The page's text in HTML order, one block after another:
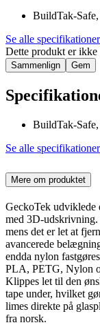
BuildTak-
Se alle specifikationer
Dette produkt er
Sammenlign Gem
BuildTak-
Se alle specifikationer
Mere om produktet
GeckoTek udviklede
med 3D-
mens det er let at
avancerede
endda nylon
PLA, PETG, Nylon
Klippes let til den
tape under, hvilket
limes direkte på
fra norsk.